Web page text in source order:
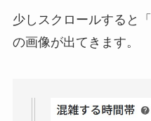
少しスクロールすると「
の画像が出てきます。